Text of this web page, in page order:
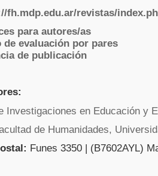
fh.mdp.edu.ar/revistas/
para autores/as
de evaluación por pares
de publicación
Investigaciones en Educación y
de Humanidades,
Funes 3350 | (B7602AYL)